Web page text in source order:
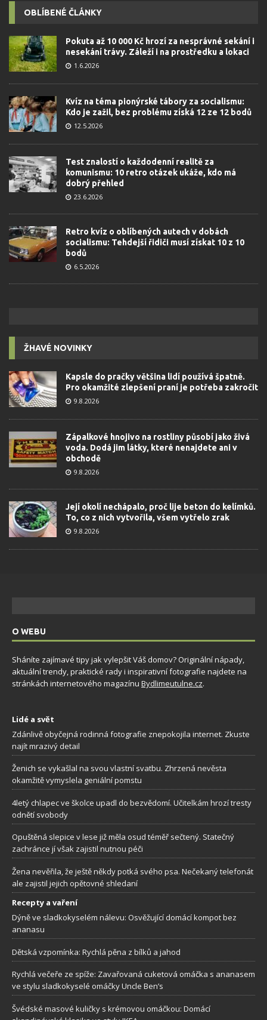
OBLÍBENÉ ČLÁNKY
Pokuta až 10 000 Kč hrozí za nesprávné sekání i
nesekání trávy. Záleží i na prostředku a lokaci
1.6.2026
Kvíz na téma pionýrské tábory za socialismu:
Kdo je zažil, bez problému získá 12 ze 12 bodů
12.5.2026
Test znalostí o každodenní realitě za
komunismu: 10 retro otázek ukáže, kdo má
dobrý přehled
23.6.2026
Retro kvíz o oblíbených autech v dobách
socialismu: Tehdejší řidiči musí získat 10 z 10
bodů
6.5.2026
ŽHAVÉ NOVINKY
Kapsle do pračky většina lidí používá špatně.
Pro okamžité zlepšení praní je potřeba zakročit
9.8.2026
Zápalkové hnojivo na rostliny působí jako živá
voda. Dodá jim látky, které nenajdete ani v
obchodě
9.8.2026
Její okolí nechápalo, proč lije beton do kelímků.
To, co z nich vytvořila, všem vytřelo zrak
9.8.2026
O WEBU
Sháníte zajímavé tipy jak vylepšit Váš domov? Originální nápady,
aktuální trendy, praktické rady i inspirativní fotografie najdete na
stránkách internetového magazínu Bydlimeutulne.cz.
Lidé a svět
Zdánlivě obyčejná rodinná fotografie znepokojila internet. Zkuste
najít mrazivý detail
Ženich se vykašlal na svou vlastní svatbu. Zhrzená nevěsta
okamžitě vymyslela geniální pomstu
4letý chlapec ve školce upadl do bezvědomí. Učitelkám hrozí tresty
odnětí svobody
Opuštěná slepice v lese již měla osud téměř sečtený. Statečný
zachránce jí však zajistil nutnou péči
Žena nevěřila, že ještě někdy potká svého psa. Nečekaný telefonát
ale zajistil jejich opětovné shledaní
Recepty a vaření
Dýně ve sladkokyselém nálevu: Osvěžující domácí kompot bez
ananasu
Dětská vzpomínka: Rychlá pěna z bílků a jahod
Rychlá večeře ze spíže: Zavařovaná cuketová omáčka s ananasem
ve stylu sladkokyselé omáčky Uncle Ben’s
Švédské masové kuličky s krémovou omáčkou: Domácí